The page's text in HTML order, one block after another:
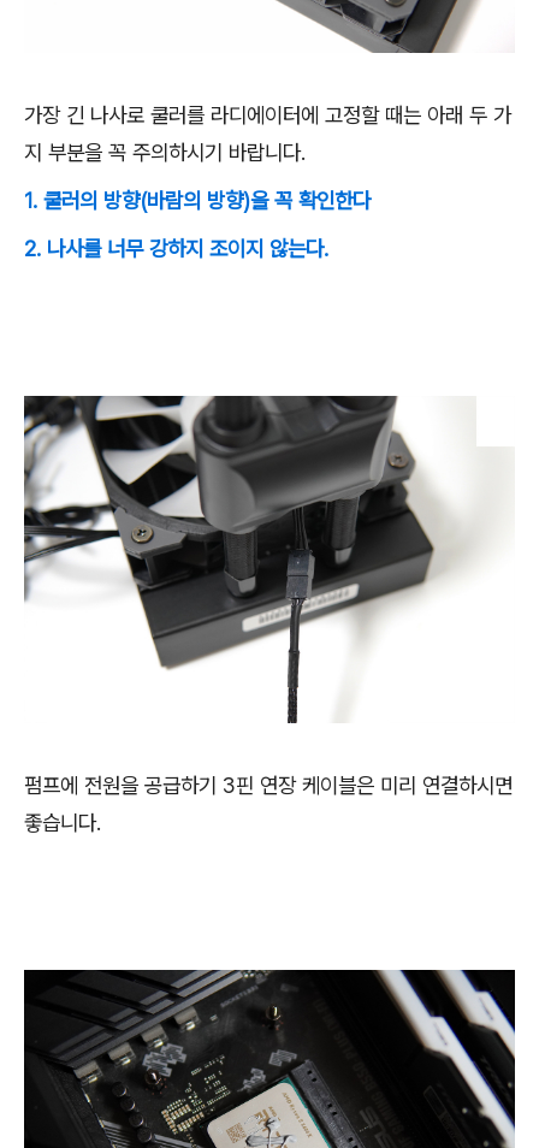
가장 긴 나사로 쿨러를 라디에이터에 고정할 때는 아래 두 가
지 부분을 꼭 주의하시기 바랍니다.
1. 쿨러의 방향(바람의 방향)을 꼭 확인한다
2. 나사를 너무 강하지 조이지 않는다.
펌프에 전원을 공급하기 3핀 연장 케이블은 미리 연결하시면
좋습니다.